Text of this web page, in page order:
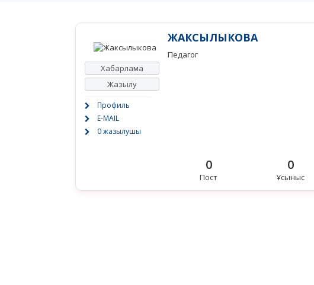
Хабарлама
Жазылу
Профиль
E-MAIL
0 жазылушы
ЖАКСЫЛЫКОВА
Педагог
0
Пост
0
Ұсыныс